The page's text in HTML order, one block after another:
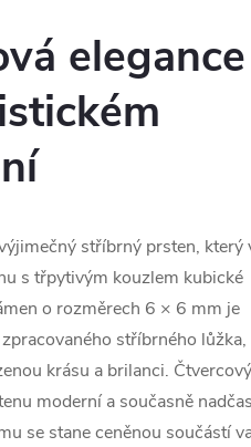
stříbrný prsten, který
s třpytivým kouzlem kubické
o rozměrech 6 × 6 mm je
stříbrného lůžka,
krásu a brilanci.
moderní a současně
se stane ceněnou součástí